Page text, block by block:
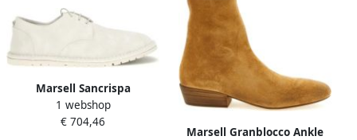
Marsell Sancrispa
Veterschoenen
1 webshop
€ 704,46
Marsell Granblocco Ankle